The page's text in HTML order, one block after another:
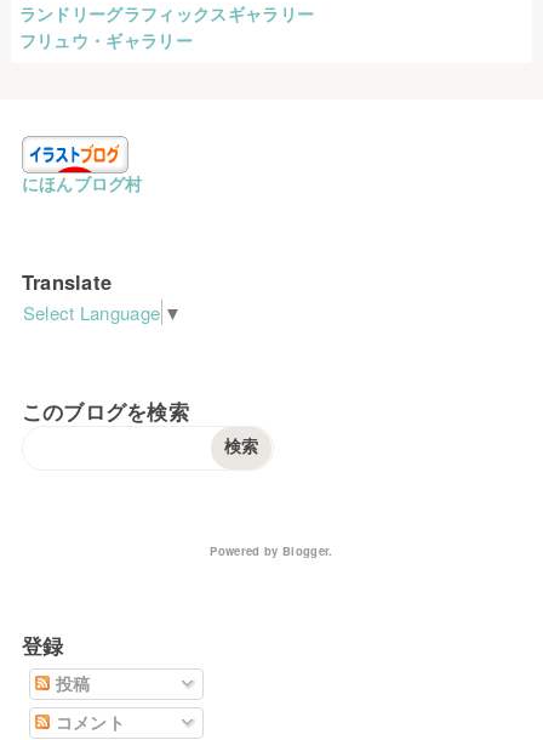
ランドリーグラフィックスギャラリー
フリュウ・ギャラリー
にほんブログ村
Translate
Select Language ▼
このブログを検索
Powered by Blogger.
登録
投稿
コメント